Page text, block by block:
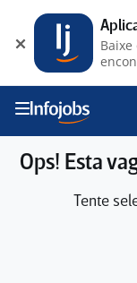
Ops! Esta
Tente